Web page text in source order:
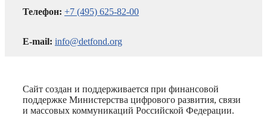
Телефон: +7 (495) 625-82-00
E-mail: info@detfond.org
Сайт создан и поддерживается при финансовой
поддержке Министерства цифрового развития, связи
и массовых коммуникаций Российской Федерации.